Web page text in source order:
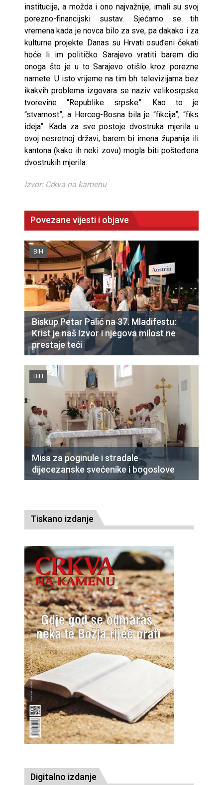
institucije, a možda i ono najvažnije, imali su svoj
porezno-financijski sustav. Sjećamo se tih
vremena kada je novca bilo za sve, pa dakako i za
kulturne projekte. Danas su Hrvati osuđeni čekati
hoće li im političko Sarajevo vratiti barem dio
onoga što je u to Sarajevo otišlo kroz porezne
namete. U isto vrijeme na tim bh. televizijama bez
ikakvih problema izgovara se naziv velikosrpske
tvorevine “Republike srpske”. Kao to je
“stvarnost”, a Herceg-Bosna bila je “fikcija”, “fiks
ideja”. Kada za sve postoje dvostruka mjerila u
ovoj nesretnoj državi, barem bi imena županija ili
kantona (kako ih neki zovu) mogla biti pošteđena
dvostrukih mjerila.
Izvor: Crkva na kamenu
Povezane vijesti i objave
BiH
Biskup Petar Palić na 37. Mladifestu:
Krist je naš Izvor i njegova milost ne
prestaje teći
BiH
Misa za poginule i stradale
dijecezanske svećenike i bogoslove
Tiskano izdanje
Digitalno izdanje